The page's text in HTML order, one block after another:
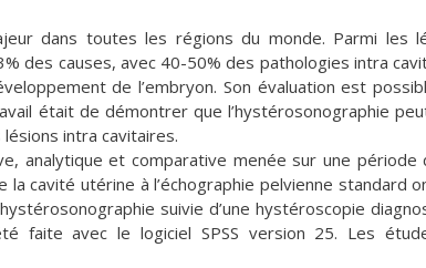
dans toutes les régions du monde. Parmi les
des causes, avec 40-50% des pathologies intra
de l’embryon. Son évaluation est
était de démontrer que l’hystérosonographie
intra cavitaires.
analytique et comparative menée sur une période
cavité utérine à l’échographie pelvienne standard
suivie d’une hystéroscopie
faite avec le logiciel SPSS version 25. Les